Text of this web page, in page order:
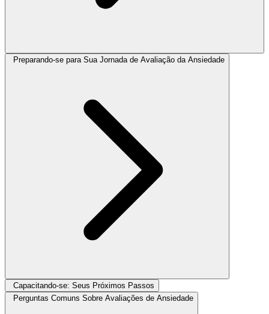
Preparando-se para Sua Jornada de Avaliação da Ansiedade
Capacitando-se: Seus Próximos Passos
Perguntas Comuns Sobre Avaliações de Ansiedade